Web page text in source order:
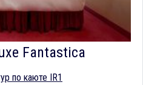
Fantastica
по каюте IR1